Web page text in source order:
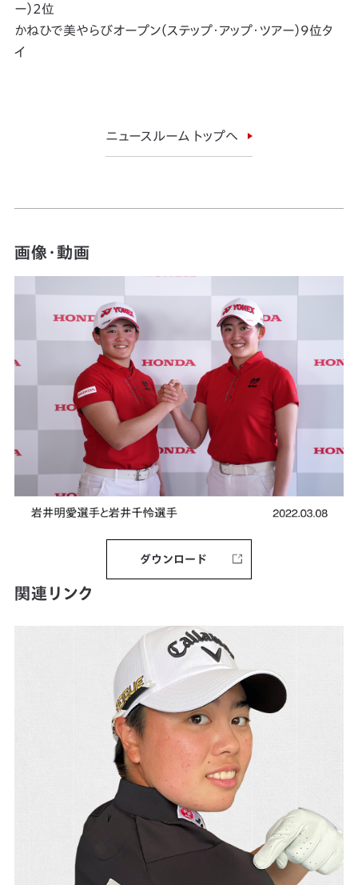
ー）2位
かねひで美やらびオープン（ステップ・アップ・ツアー）9位タ
イ
ニュースルーム トップへ
画像・動画
ダウンロード
関連リンク